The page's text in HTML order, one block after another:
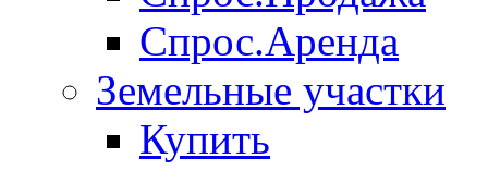
Спрос.Аренда
Земельные участки
Купить